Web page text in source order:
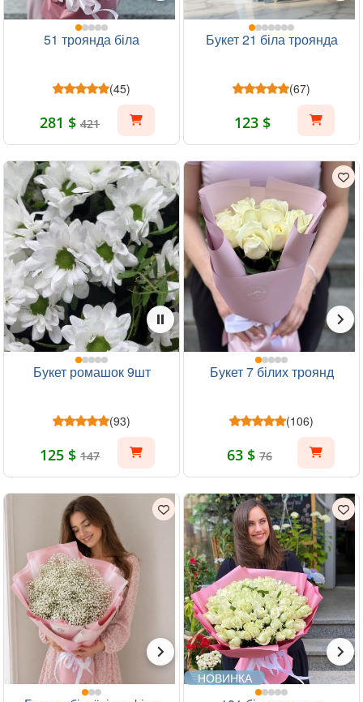
51 троянда біла
(45)
281 $ 421
Букет 21 біла троянда
(67)
123 $
Букет ромашок 9шт
(93)
125 $ 147
Букет 7 білих троянд
(106)
63 $ 76
НОВИНКА